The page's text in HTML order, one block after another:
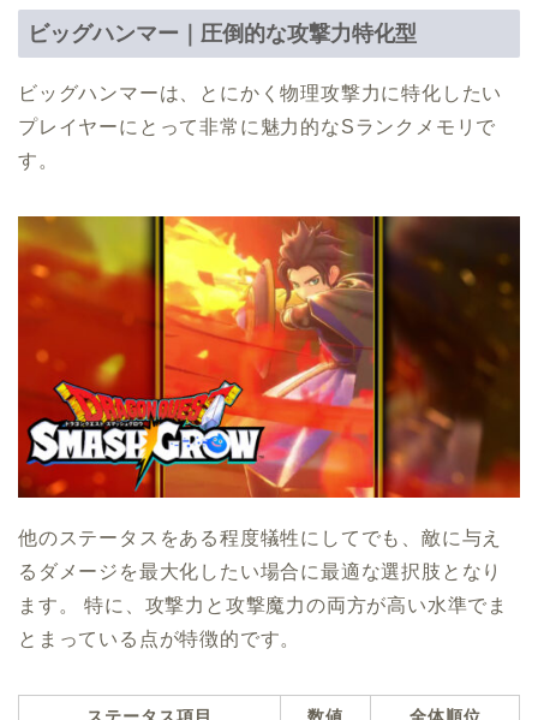
ビッグハンマー｜圧倒的な攻撃力特化型
ビッグハンマーは、とにかく物理攻撃力に特化したい
プレイヤーにとって非常に魅力的なSランクメモリで
す。
他のステータスをある程度犠牲にしてでも、敵に与え
るダメージを最大化したい場合に最適な選択肢となり
ます。 特に、攻撃力と攻撃魔力の両方が高い水準でま
とまっている点が特徴的です。